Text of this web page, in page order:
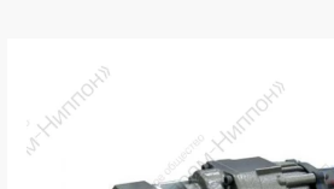
ksldkfjsdlfkjsls;ldfkgjsdl;kfkфыва